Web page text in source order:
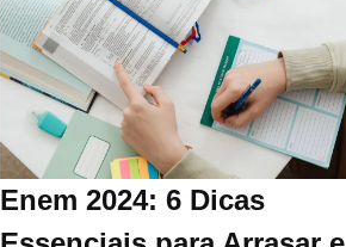
Enem 2024: 6 Dicas